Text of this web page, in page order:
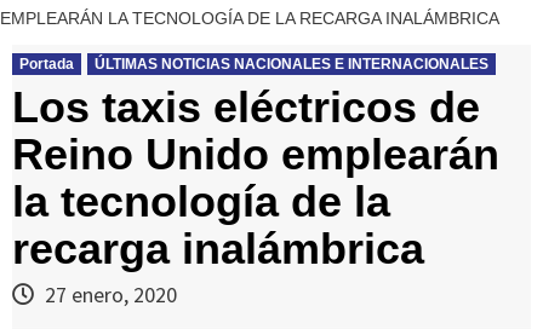
EMPLEARÁN LA TECNOLOGÍA DE LA RECARGA INALÁMBRICA
Portada ÚLTIMAS NOTICIAS NACIONALES E INTERNACIONALES
Los taxis eléctricos de
Reino Unido emplearán
la tecnología de la
recarga inalámbrica
27 enero, 2020